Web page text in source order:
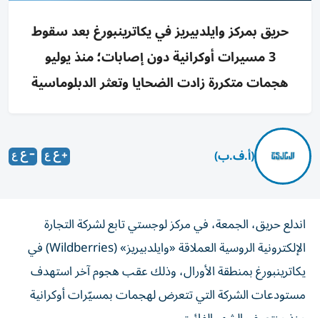
حريق بمركز وايلدبيريز في يكاترينبورغ بعد سقوط
3 مسيرات أوكرانية دون إصابات؛ منذ يوليو
هجمات متكررة زادت الضحايا وتعثر الدبلوماسية
(أ.ف.ب)
اندلع حريق، الجمعة، في مركز لوجستي تابع لشركة التجارة
الإلكترونية الروسية العملاقة «وايلدبيريز» (Wildberries) في
يكاترينبورغ بمنطقة الأورال، وذلك عقب هجوم آخر استهدف
مستودعات الشركة التي تتعرض لهجمات بمسيّرات أوكرانية